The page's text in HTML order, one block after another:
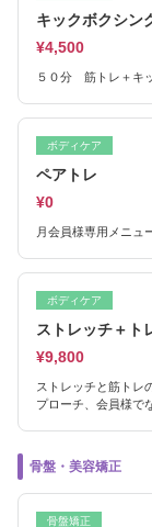
キックボクシン
¥4,500
５０分 筋トレ＋キ
ボディケア
ペアトレ
¥0
月会員様専用メニュ
ボディケア
ストレッチ＋ト
¥9,800
ストレッチと筋トレ
プローチ、会員様で
骨盤・美容矯正
骨盤矯正